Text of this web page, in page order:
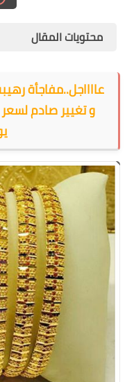
محتويات المقال
عااااجل..مفاجأة